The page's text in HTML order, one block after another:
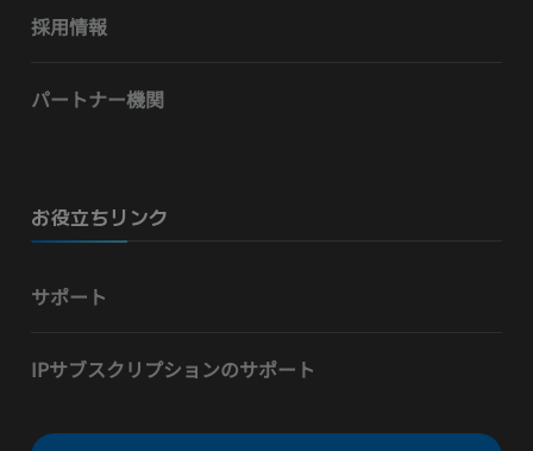
採用情報
パートナー機関
お役立ちリンク
サポート
IPサブスクリプションのサポート